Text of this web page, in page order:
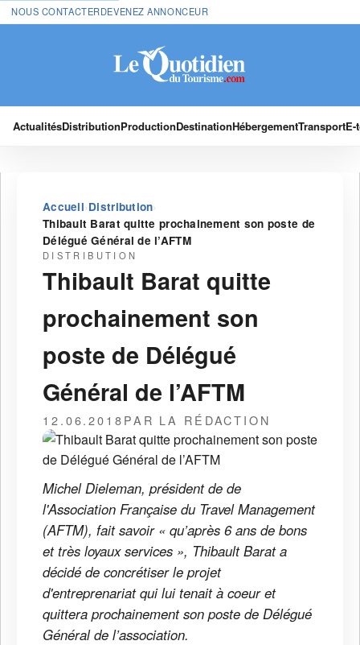
NOUS CONTACTERDEVENEZ ANNONCEUR
ActualitésDistributionProductionDestinationHébergementTransport
Accueil›Distribution›
Thibault Barat quitte prochainement son poste de
Délégué Général de l’AFTM
DISTRIBUTION
Thibault Barat quitte
prochainement son
poste de Délégué
Général de l’AFTM
12.06.2018PAR LA RÉDACTION
Michel Dieleman, président de de
l'Association Française du Travel Management
(AFTM), fait savoir « qu’après 6 ans de bons
et très loyaux services », Thibault Barat a
décidé de concrétiser le projet
d'entreprenariat qui lui tenait à coeur et
quittera prochainement son poste de Délégué
Général de l’association.